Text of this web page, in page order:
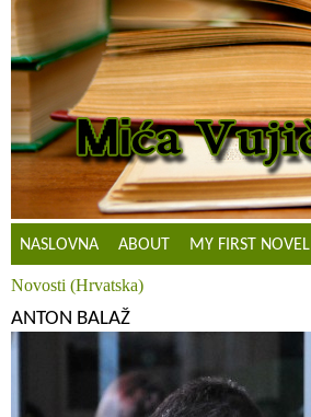
NASLOVNA ABOUT MY FIRST NOVEL
Novosti (Hrvatska)
ANTON BALAŽ